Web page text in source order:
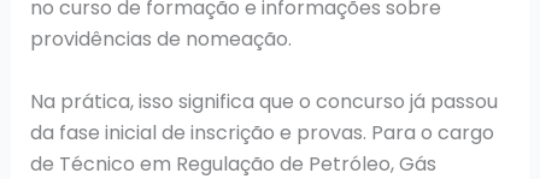
no curso de formação e informações sobre
providências de nomeação.
Na prática, isso significa que o concurso já passou
da fase inicial de inscrição e provas. Para o cargo
de Técnico em Regulação de Petróleo, Gás